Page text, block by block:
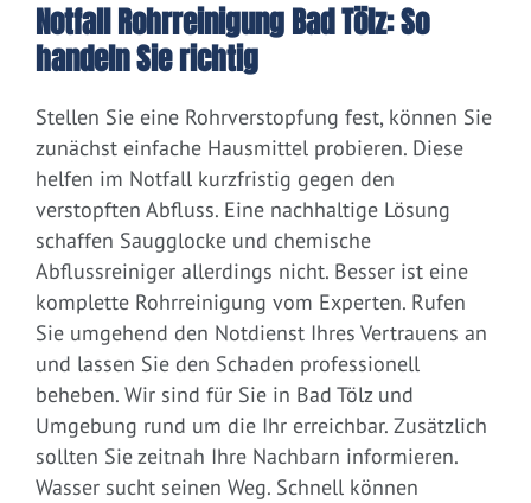
Notfall Rohrreinigung Bad Tölz: So
handeln Sie richtig
Stellen Sie eine Rohrverstopfung fest, können Sie
zunächst einfache Hausmittel probieren. Diese
helfen im Notfall kurzfristig gegen den
verstopften Abfluss. Eine nachhaltige Lösung
schaffen Saugglocke und chemische
Abflussreiniger allerdings nicht. Besser ist eine
komplette Rohrreinigung vom Experten. Rufen
Sie umgehend den Notdienst Ihres Vertrauens an
und lassen Sie den Schaden professionell
beheben. Wir sind für Sie in Bad Tölz und
Umgebung rund um die Ihr erreichbar. Zusätzlich
sollten Sie zeitnah Ihre Nachbarn informieren.
Wasser sucht seinen Weg. Schnell können